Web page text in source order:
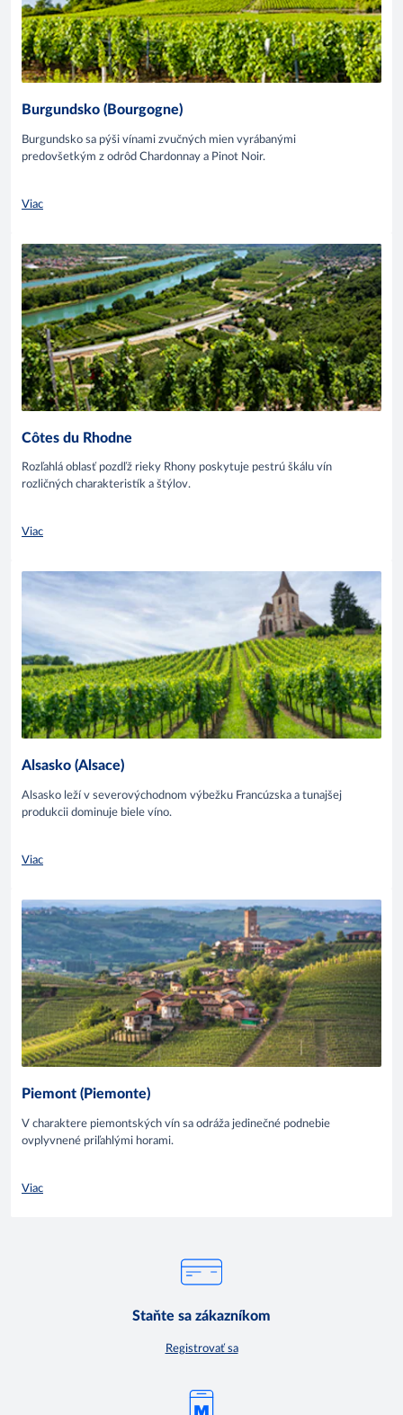
Burgundsko (Bourgogne)
Burgundsko sa pýši vínami zvučných mien vyrábanými
predovšetkým z odrôd Chardonnay a Pinot Noir.
Viac
Côtes du Rhodne
Rozľahlá oblasť pozdľž rieky Rhony poskytuje pestrú škálu vín
rozličných charakteristík a štýlov.
Viac
Alsasko (Alsace)
Alsasko leží v severovýchodnom výbežku Francúzska a tunajšej
produkcii dominuje biele víno.
Viac
Piemont (Piemonte)
V charaktere piemontských vín sa odráža jedinečné podnebie
ovplyvnené priľahlými horami.
Viac
Staňte sa zákazníkom
Registrovať sa